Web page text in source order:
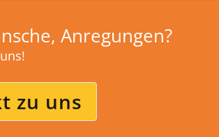
Anregungen?
zu uns